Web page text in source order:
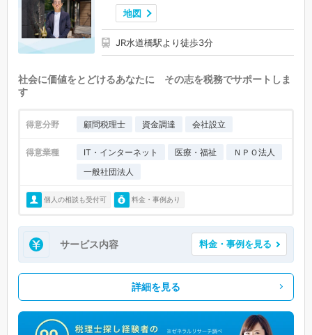
地図
JR水道橋駅より徒歩3分
社会に価値をとどけるあなたに その志を税務でサポートしま
す
得意分野 顧問税理士 資金調達 会社設立
得意業種 IT・インターネット 医療・福祉
ＮＰＯ法人
一般社団法人
個人の相談も受付可 料金・事例あり
サービス内容 料金・事例を見る
詳細を見る